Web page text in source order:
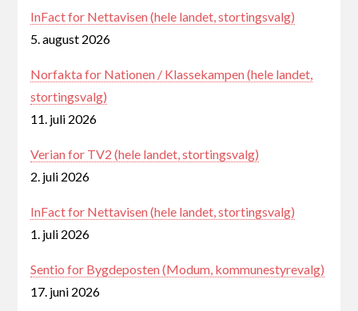
InFact for Nettavisen (hele landet, stortingsvalg)
5. august 2026
Norfakta for Nationen / Klassekampen (hele landet,
stortingsvalg)
11. juli 2026
Verian for TV2 (hele landet, stortingsvalg)
2. juli 2026
InFact for Nettavisen (hele landet, stortingsvalg)
1. juli 2026
Sentio for Bygdeposten (Modum, kommunestyrevalg)
17. juni 2026